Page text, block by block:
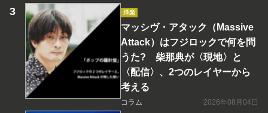
洋楽
マッシヴ・アタック（Massive
Attack）はフジロックで何を問
うた? 柴那典が〈現地〉と
〈配信〉、2つのレイヤーから
考える
コラム 2026年08月04日